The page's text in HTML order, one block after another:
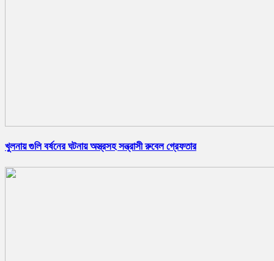
খুলনায় গুলি বর্ষনের ঘটনায় অস্ত্রসহ সন্ত্রাসী রুবেল গ্রেফতার